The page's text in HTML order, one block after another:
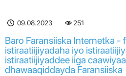
09.08.2023 251
Baro Faransiiska Internetka -
istiraatiijiyadaha iyo
istiraatiijiyaddee iiga
dhawaaqiddayda Faransiiska